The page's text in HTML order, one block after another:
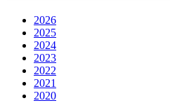
2026
2025
2024
2023
2022
2021
2020